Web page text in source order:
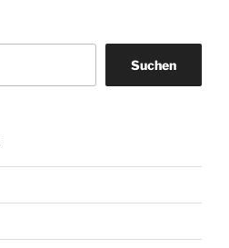
Suchen